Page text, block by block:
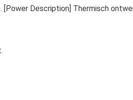
Description] Thermisch